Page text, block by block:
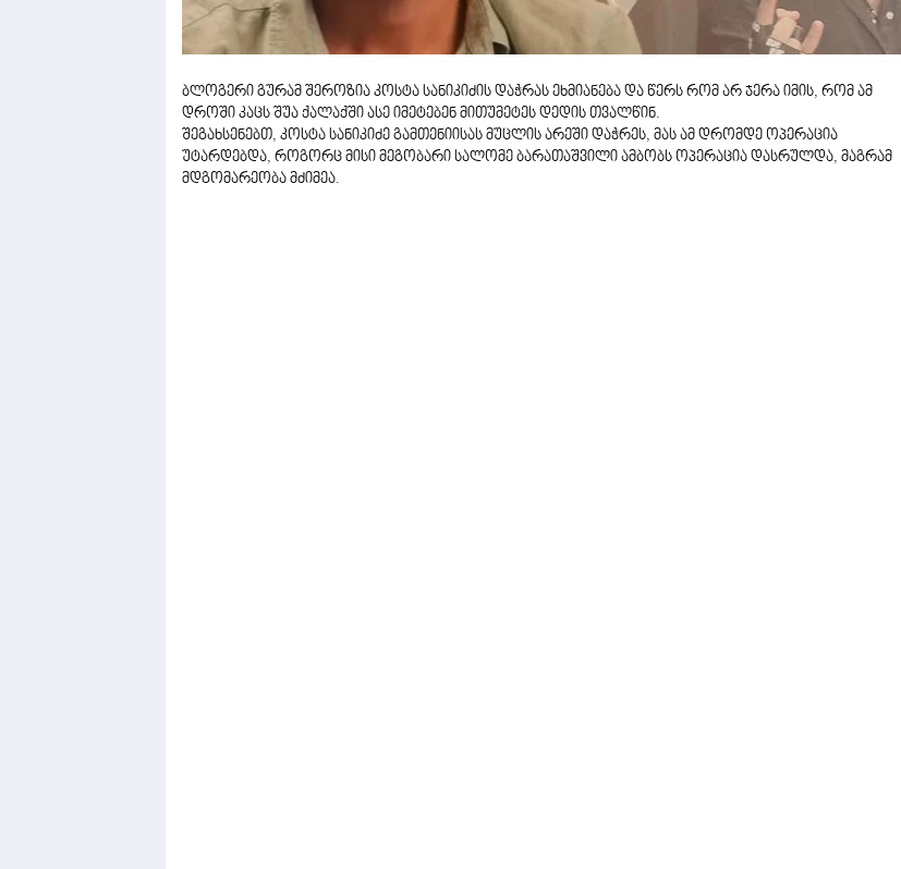
ბლოგერი გურამ შეროზია კოსტა სანიკიძის დაჭრას ეხმიანება და წერს რომ არ ჯერა იმის, რომ ამ
დროში კაცს შუა ქალაქში ასე იმეტებენ მითუმეტეს დედის თვალწინ.
შეგახსენებთ, კოსტა სანიკიძე გამთენიისას მუცლის არეში დაჭრეს, მას ამ დრომდე ოპერაცია
უტარდებდა, როგორც მისი მეგობარი სალომე ბარათაშვილი ამბობს ოპერაცია დასრულდა, მაგრამ
მდგომარეობა მძიმეა.